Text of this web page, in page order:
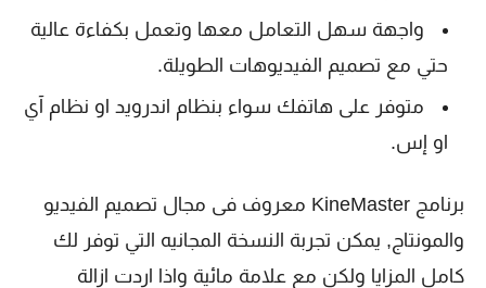
واجهة سهل التعامل معها وتعمل بكفاءة عالية
حتي مع تصميم الفيديوهات الطويلة.
متوفر على هاتفك سواء بنظام اندرويد او نظام آي
او إس.
برنامج KineMaster معروف فى مجال تصميم الفيديو
والمونتاج, يمكن تجربة النسخة المجانيه التي توفر لك
كامل المزايا ولكن مع علامة مائية واذا اردت ازالة